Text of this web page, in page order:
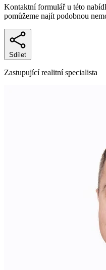
Kontaktní formulář u této
pomůžeme najít podobnou
Sdílet
Zastupující realitní specialista